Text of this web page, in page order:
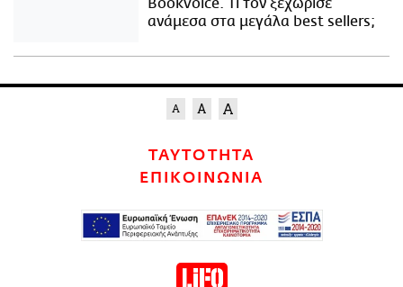
Bookvoice. Τι τον ξεχώρισε
ανάμεσα στα μεγάλα best sellers;
ΤΑΥΤΟΤΗΤΑ
ΕΠΙΚΟΙΝΩΝΙΑ